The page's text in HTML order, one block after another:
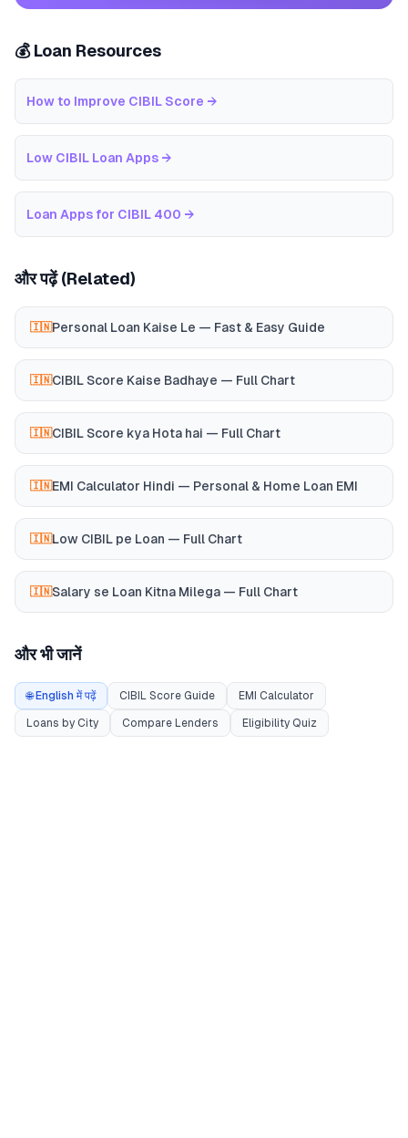
💰 Loan Resources
How to Improve CIBIL Score →
Low CIBIL Loan Apps →
Loan Apps for CIBIL 400 →
और पढ़ें (Related)
🇮🇳Personal Loan Kaise Le — Fast & Easy Guide
🇮🇳CIBIL Score Kaise Badhaye — Full Chart
🇮🇳CIBIL Score kya Hota hai — Full Chart
🇮🇳EMI Calculator Hindi — Personal & Home Loan EMI
🇮🇳Low CIBIL pe Loan — Full Chart
🇮🇳Salary se Loan Kitna Milega — Full Chart
और भी जानें
🌐 English में पढ़ें CIBIL Score Guide EMI Calculator
Loans by City Compare Lenders Eligibility Quiz